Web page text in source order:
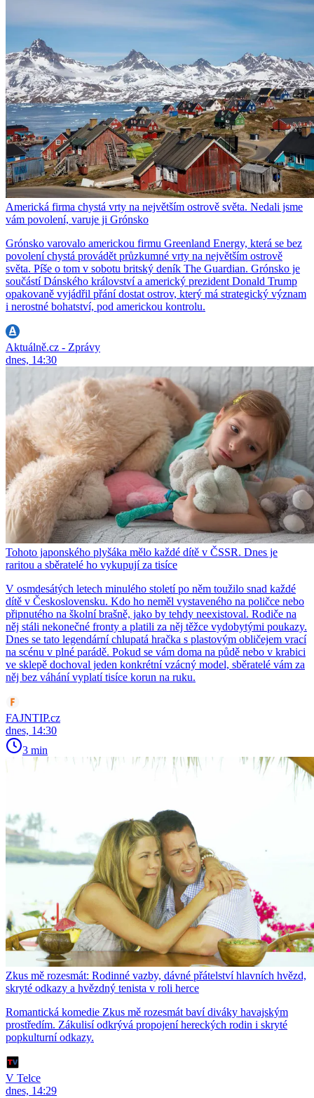
Americká firma chystá vrty na největším ostrově světa. Nedali jsme
vám povolení, varuje ji Grónsko
Grónsko varovalo americkou firmu Greenland Energy, která se bez
povolení chystá provádět průzkumné vrty na největším ostrově
světa. Píše o tom v sobotu britský deník The Guardian. Grónsko je
součástí Dánského království a americký prezident Donald Trump
opakovaně vyjádřil přání dostat ostrov, který má strategický význam
i nerostné bohatství, pod americkou kontrolu.
Aktuálně.cz - Zprávy
dnes, 14:30
Tohoto japonského plyšáka mělo každé dítě v ČSSR. Dnes je
raritou a sběratelé ho vykupují za tisíce
V osmdesátých letech minulého století po něm toužilo snad každé
dítě v Československu. Kdo ho neměl vystaveného na poličce nebo
připnutého na školní brašně, jako by tehdy neexistoval. Rodiče na
něj stáli nekonečné fronty a platili za něj těžce vydobytými poukazy.
Dnes se tato legendární chlupatá hračka s plastovým obličejem vrací
na scénu v plné parádě. Pokud se vám doma na půdě nebo v krabici
ve sklepě dochoval jeden konkrétní vzácný model, sběratelé vám za
něj bez váhání vyplatí tisíce korun na ruku.
FAJNTIP.cz
dnes, 14:30
3 min
Zkus mě rozesmát: Rodinné vazby, dávné přátelství hlavních hvězd,
skryté odkazy a hvězdný tenista v roli herce
Romantická komedie Zkus mě rozesmát baví diváky havajským
prostředím. Zákulisí odkrývá propojení hereckých rodin i skryté
popkulturní odkazy.
V Telce
dnes, 14:29